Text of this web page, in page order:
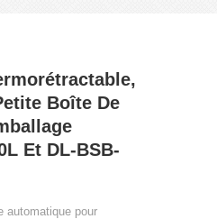
Boîte De
Et DL-BSB-
automatique pour